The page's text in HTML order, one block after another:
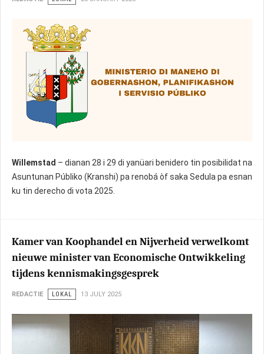
Willemstad – dianan 28 i 29 di yanüari benidero tin posibilidat na
Asuntunan Públiko (Kranshi) pa renobá òf saka Sedula pa esnan
ku tin derecho di vota 2025.
Kamer van Koophandel en Nijverheid verwelkomt
nieuwe minister van Economische Ontwikkeling
tijdens kennismakingsgesprek
REDACTIE LOKAL 13 JULY 2025